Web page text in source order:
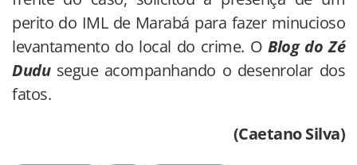
perito do IML de Marabá para fazer minucioso
levantamento do local do crime. O Blog do Zé
Dudusegue acompanhando o desenrolar dos
fatos.
(Caetano Silva)